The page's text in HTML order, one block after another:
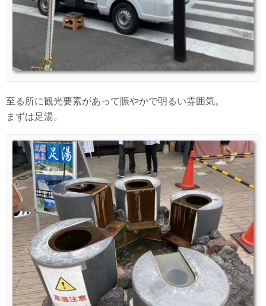
至る所に観光要素があって賑やかで明るい雰囲気。
まずは足湯。